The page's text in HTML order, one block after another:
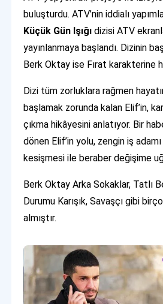
buluşturdu. ATV’nin iddialı
Küçük Gün Işığıdizisi ATV
yayınlanmaya başlandı. Dizinin
Berk Oktay ise Fırat karakterine
Dizi tüm zorluklara rağmen
başlamak zorunda kalan Elif’in,
çıkma hikâyesini anlatıyor. Bir
dönen Elif’in yolu, zengin iş
kesişmesi ile beraber değişime
Berk Oktay Arka Sokaklar, Tatlı
Durumu Karışık, Savaşçı gibi
almıştır.